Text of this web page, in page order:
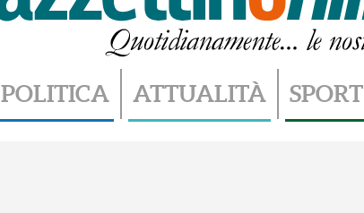
POLITICA ATTUALITÀ SPORT